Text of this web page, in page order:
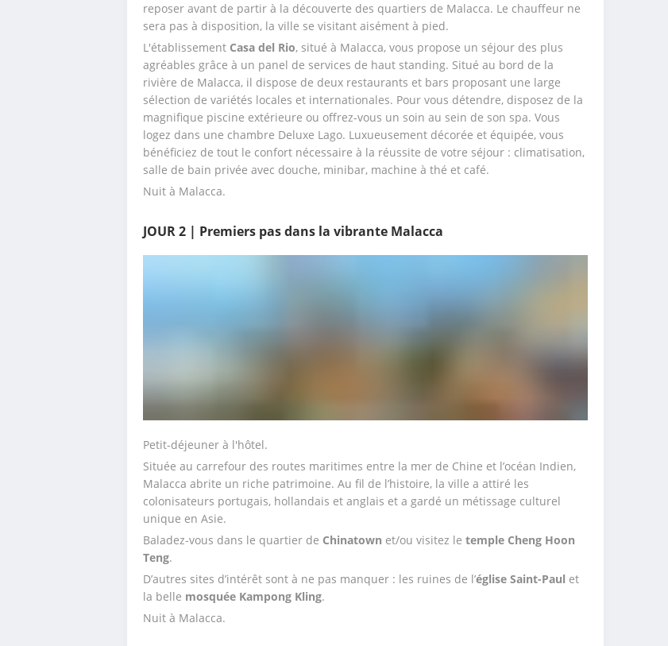
reposer avant de partir à la découverte des quartiers de Malacca. Le chauffeur ne
sera pas à disposition, la ville se visitant aisément à pied.
L'établissement Casa del Rio, situé à Malacca, vous propose un séjour des plus
agréables grâce à un panel de services de haut standing. Situé au bord de la
rivière de Malacca, il dispose de deux restaurants et bars proposant une large
sélection de variétés locales et internationales. Pour vous détendre, disposez de la
magnifique piscine extérieure ou offrez-vous un soin au sein de son spa. Vous
logez dans une chambre Deluxe Lago. Luxueusement décorée et équipée, vous
bénéficiez de tout le confort nécessaire à la réussite de votre séjour : climatisation,
salle de bain privée avec douche, minibar, machine à thé et café.
Nuit à Malacca.
JOUR 2 | Premiers pas dans la vibrante Malacca
Petit-déjeuner à l'hôtel.
Située au carrefour des routes maritimes entre la mer de Chine et l’océan Indien,
Malacca abrite un riche patrimoine. Au fil de l’histoire, la ville a attiré les
colonisateurs portugais, hollandais et anglais et a gardé un métissage culturel
unique en Asie.
Baladez-vous dans le quartier de Chinatown et/ou visitez le temple Cheng Hoon
Teng.
D’autres sites d’intérêt sont à ne pas manquer : les ruines de l’église Saint-Paul et
la belle mosquée Kampong Kling.
Nuit à Malacca.